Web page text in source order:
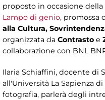
proposto in occasione della
Lampo di genio, promossa
alla Cultura,
organizzata da Contrasto e
collaborazione con BNL
Ilaria Schiaffini, docente di
all'Università La Sapienza
fotografia, parlerà degli